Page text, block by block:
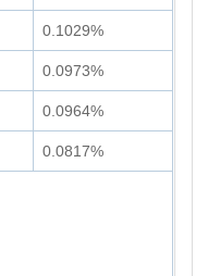
0.1029%
0.0973%
0.0964%
0.0817%